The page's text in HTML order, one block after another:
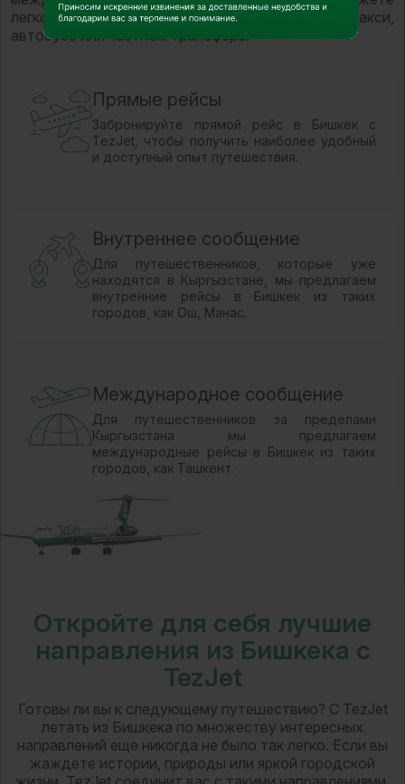
легко добраться до центра Бишкека на такси,
автобусе или частном трансфере.
Прямые рейсы
Забронируйте прямой рейс в Бишкек с
TezJet, чтобы получить наиболее удобный
и доступный опыт путешествия.
Внутреннее сообщение
Для путешественников, которые уже
находятся в Кыргызстане, мы предлагаем
внутренние рейсы в Бишкек из таких
городов, как Ош, Манас.
Международное сообщение
Для путешественников за пределами
Кыргызстана мы предлагаем
международные рейсы в Бишкек из таких
городов, как Ташкент.
Откройте для себя лучшие
направления из Бишкека с
TezJet
Готовы ли вы к следующему путешествию? С TezJet
летать из Бишкека по множеству интересных
направлений еще никогда не было так легко. Если вы
жаждете истории, природы или яркой городской